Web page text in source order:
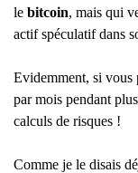
le bitcoin, mais qui
actif spéculatif dans
Evidemment, si vous
par mois pendant
calculs de risques !
Comme je le disais